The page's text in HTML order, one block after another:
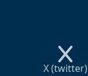
X (twitter)